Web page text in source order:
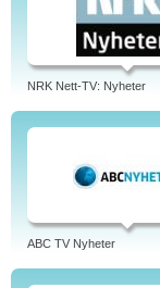
NRK Nett-TV: Nyheter
ABC TV Nyheter